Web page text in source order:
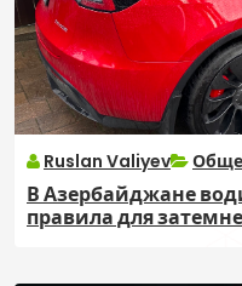
Ruslan Valiyev
В Азербайджане
правила для